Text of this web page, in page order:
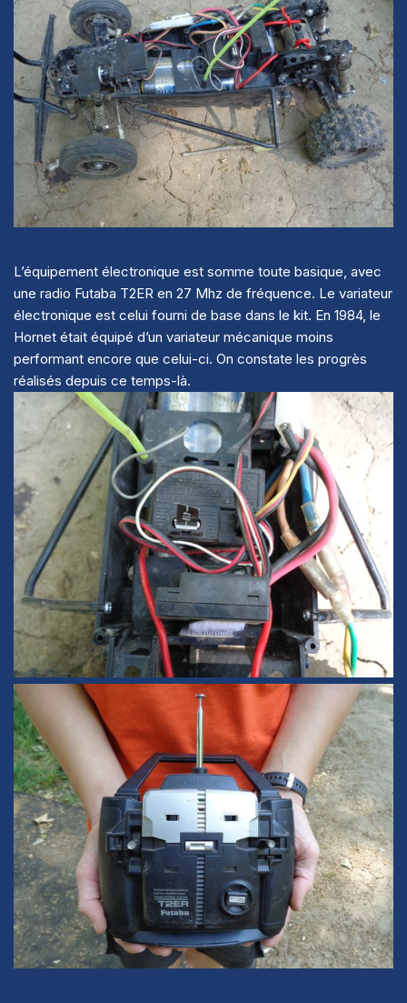
L’équipement électronique est somme toute basique, avec
une radio Futaba T2ER en 27 Mhz de fréquence. Le variateur
électronique est celui fourni de base dans le kit. En 1984, le
Hornet était équipé d’un variateur mécanique moins
performant encore que celui-ci. On constate les progrès
réalisés depuis ce temps-là.